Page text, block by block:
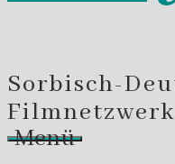
Sorbisch-
Filmnetzwerk
Menü